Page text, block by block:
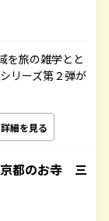
を旅の雑学とと
リーズ第２弾が
詳細を見る
都のお寺 三